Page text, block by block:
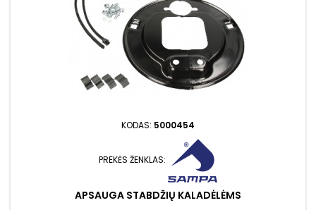
KODAS: 5000454
PREKĖS ŽENKLAS:
APSAUGA STABDŽIŲ KALADĖLĖMS